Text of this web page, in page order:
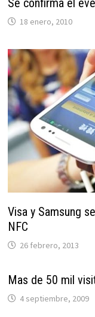
Se confirma el
18 enero, 2010
Visa y Samsung
NFC
26 febrero, 2013
Mas de 50 mil
4 septiembre, 2009